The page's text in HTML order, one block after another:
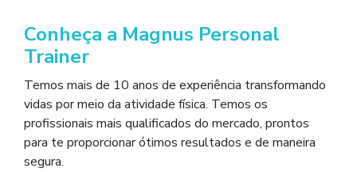
Conheça a Magnus Personal
Trainer
Temos mais de 10 anos de experiência transformando
vidas por meio da atividade física. Temos os
profissionais mais qualificados do mercado, prontos
para te proporcionar ótimos resultados e de maneira
segura.